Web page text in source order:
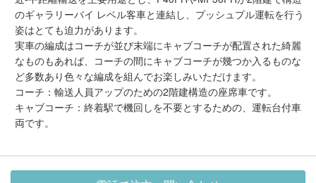
北海道・東北 関東
中部 関西
中国・四国 九州・沖縄
商品レビュー
のギャラリーバイ レベル客車と連結し、プッシュプル運転を行う
姿はとても迫力があります。
実車の編成はコーチが並び末端にキャブコーチが配置された綺麗
なものもあれば、コーチの間にキャブコーチが幾つか入るものな
ど多数あり色々な編成を組んでお楽しみいただけます。
コーチ：輸送人員アップのための2階建構造の座席車です。
キャブコーチ：終着駅で機回しを不要とするための、運転台付車
両です。